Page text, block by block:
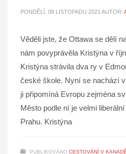
PONDĚLÍ, 08 LISTOPADU 2021 AUTOR:
Věděli jste, že Ottawa se dělí
nám povyprávěla Kristýna v
Kristýna strávila dva ry v
české škole. Nyní se nachází
ji připomíná Evropu zejména
Město podle ní je velmi
Prahu. Kristýna
PUBLIKOVÁNO CESTOVÁNÍ V